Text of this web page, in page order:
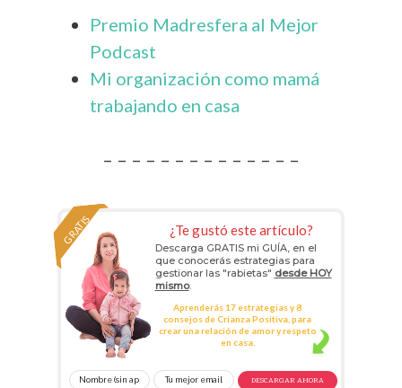
Premio Madresfera al Mejor
Podcast
Mi organización como mamá
trabajando en casa
– – – – – – – – – – – – – –
¿Te gustó este artículo?
GRATIS
Descarga GRATIS mi GUÍA, en el
que conocerás estrategias para
gestionar las "rabietas" desde HOY
mismo.
Aprenderás 17 estrategias y 8
consejos de Crianza Positiva, para
crear una relación de amor y respeto
en casa.
DESCARGAR AHORA